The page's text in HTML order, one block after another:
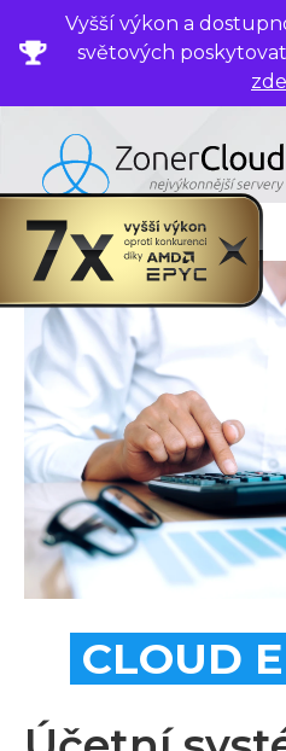
Vyšší výkon a
světových
zde
CLOUD